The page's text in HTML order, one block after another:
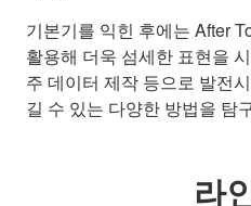
기본기를 익힌 후에는 After
활용해 더욱 섬세한 표현을
주 데이터 제작 등으로 발전
길 수 있는 다양한 방법을 탐
라